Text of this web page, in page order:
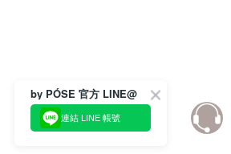
by PÓSE 官方 LINE@
連結 LINE 帳號